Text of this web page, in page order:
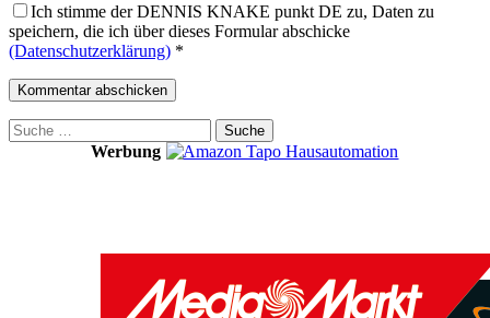
Ich stimme der DENNIS KNAKE punkt DE zu, Daten zu
speichern, die ich über dieses Formular abschicke
(Datenschutzerklärung) *
Suche
nach:
Werbung